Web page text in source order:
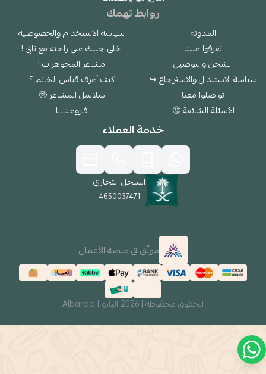
روابط تهمك
المدونة
تعرفوا علينا
الشحن والتوصيل
سياسة الاستبدال والاسترجاع ↪
تواصلوا معنا
الأسئلة الشائعة 🤔
سياسة الاستخدام والخصوصية
خلي جيبك على راحته مع تابي !
مشاعر المجوهرات !
كيف أعرف قياس الخاتم ؟
سلاسل المشاعر 🥺
فـروعـنــــا
خدمة العملاء
السجل التجاري
4650037471
موثّق في منصة الأعمال
الحقوق محفوظة | 2026 البارو | Albaroo